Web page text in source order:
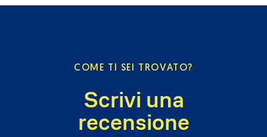
COME TI SEI TROVATO?
Scrivi una
recensione